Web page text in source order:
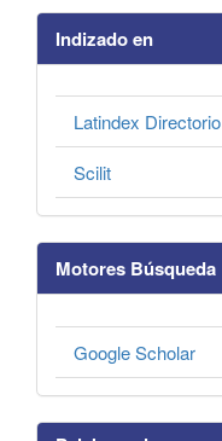
Indizado en
Latindex Directorio
Scilit
Motores Búsqueda
Google Scholar